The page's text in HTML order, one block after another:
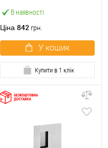
В наявності
Ціна 842 грн.
У кошик
Купити в 1 клік